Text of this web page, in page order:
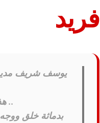
فريد
يوسف شريف
..
بدماثة خلق